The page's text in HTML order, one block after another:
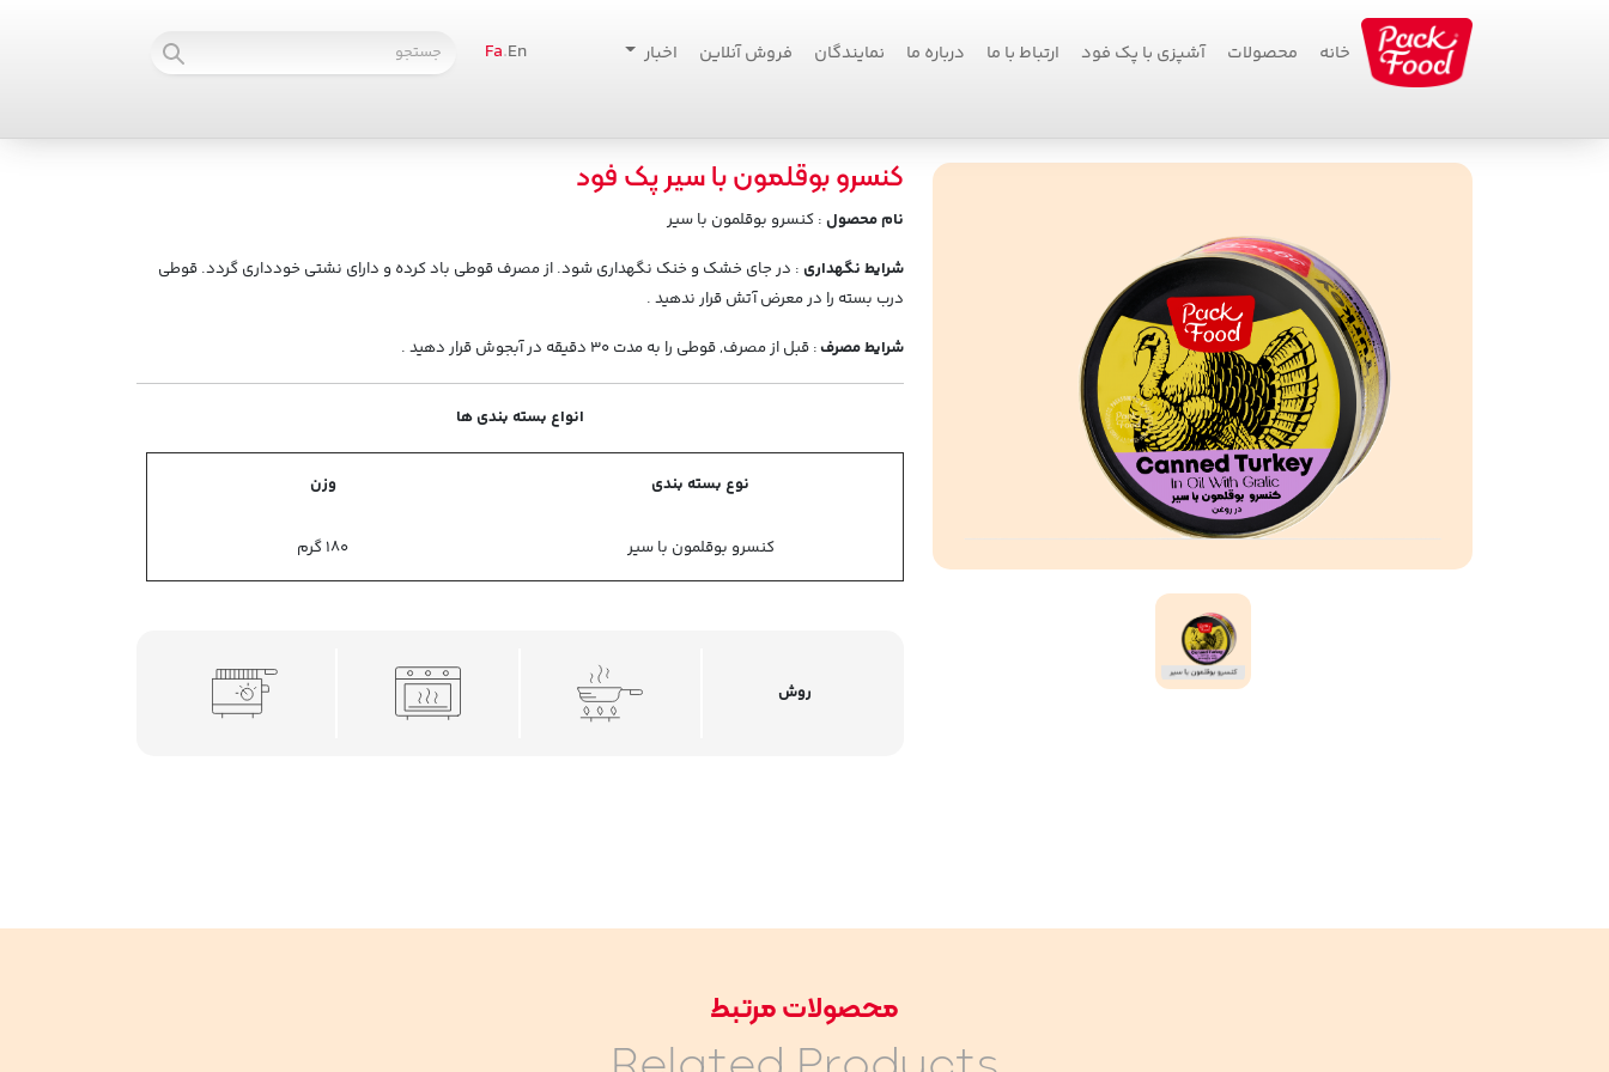
خانه محصولات آشپزی با پک فود ارتباط با ما درباره ما نمایندگان فروش آنلاین اخبار En
.
Fa
کنسرو بوقلمون با سیر پک فود
نام محصول : کنسرو بوقلمون با سیر
شرایط نگهداری : در جای خشک و خنک نگهداری شود. از مصرف قوطی باد کرده و دارای نشتی خودداری گردد. قوطی
درب بسته را در معرض آتش قرار ندهید .
شرایط مصرف: قبل از مصرف, قوطی را به مدت 30 دقیقه در آبجوش قرار دهید .
انواع بسته بندی ها
نوع بسته بندی وزن
کنسرو بوقلمون با سیر 180 گرم
روش
محصولات مرتبط